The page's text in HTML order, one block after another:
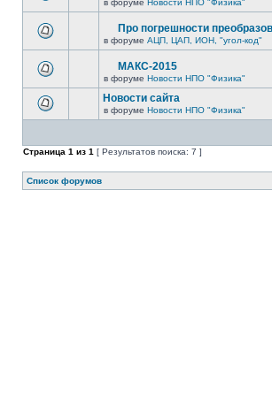
в форуме Новости НПО "Физика"
Про погрешности
в форуме АЦП, ЦАП, ИОН, "угол-код"
МАКС-2015
в форуме Новости НПО "Физика"
Новости сайта
в форуме Новости НПО "Физика"
Страница 1 из 1 [ Результатов поиска: 7 ]
Список форумов